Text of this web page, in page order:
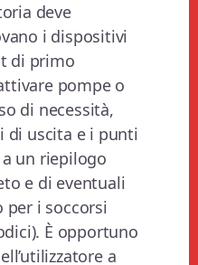
deve
i dispositivi
di primo
pompe o
di necessità,
di uscita e i punti
un riepilogo
e di eventuali
per i soccorsi
È opportuno
a